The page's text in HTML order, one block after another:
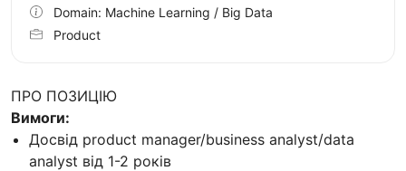
ПРО ПОЗИЦІЮ
Вимоги:
Досвід product manager/business analyst/data
analyst від 1-2 років
Domain: Machine Learning / Big Data
Product